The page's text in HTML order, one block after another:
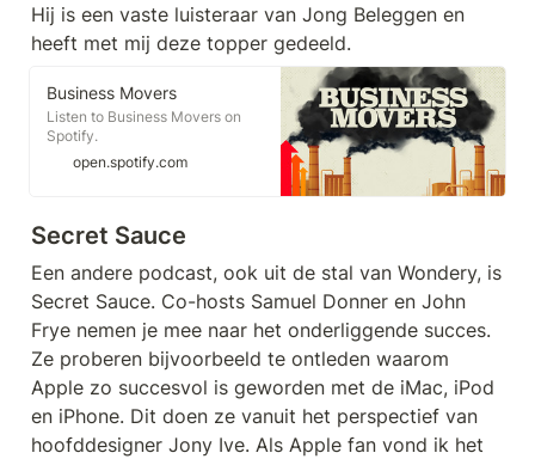
Hij is een vaste luisteraar van Jong Beleggen en
heeft met mij deze topper gedeeld.
Business Movers
Listen to Business Movers on
Spotify.
open.spotify.com
Secret Sauce
Een andere podcast, ook uit de stal van Wondery, is
Secret Sauce. Co-hosts Samuel Donner en John
Frye nemen je mee naar het onderliggende succes.
Ze proberen bijvoorbeeld te ontleden waarom
Apple zo succesvol is geworden met de iMac, iPod
en iPhone. Dit doen ze vanuit het perspectief van
hoofddesigner Jony Ive. Als Apple fan vond ik het